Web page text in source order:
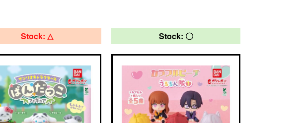
Stock: △ Stock: 〇